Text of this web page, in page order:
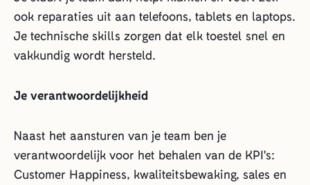
ook reparaties uit aan telefoons, tablets en laptops.
Je technische skills zorgen dat elk toestel snel en
vakkundig wordt hersteld.
Je verantwoordelijkheid
Naast het aansturen van je team ben je
verantwoordelijk voor het behalen van de KPI's:
Customer Happiness, kwaliteitsbewaking, sales en